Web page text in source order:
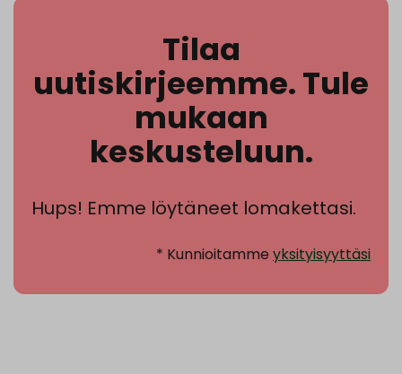
Tilaa
uutiskirjeemme. Tule
mukaan
keskusteluun.
Hups! Emme löytäneet lomakettasi.
* Kunnioitamme yksityisyyttäsi